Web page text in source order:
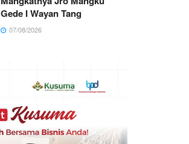
Gede I Wayan Tang
07/08/2026